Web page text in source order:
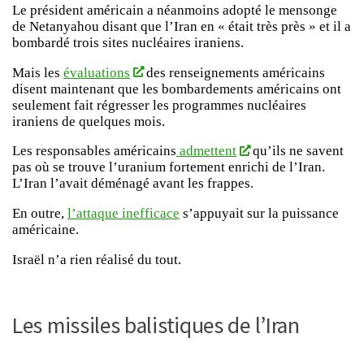
Le président américain a néanmoins adopté le mensonge
de Netanyahou disant que l’Iran en « était très près » et il a
bombardé trois sites nucléaires iraniens.
Mais les évaluations
des renseignements américains
disent maintenant que les bombardements américains ont
seulement fait régresser les programmes nucléaires
iraniens de quelques mois.
Les responsables américains admettent
qu’ils ne savent
pas où se trouve l’uranium fortement enrichi de l’Iran.
L’Iran l’avait déménagé avant les frappes.
En outre, l’attaque inefficace s’appuyait sur la puissance
américaine.
Israël n’a rien réalisé du tout.
Les missiles balistiques de l’Iran